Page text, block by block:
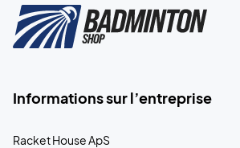
Informations sur l’entreprise
Racket House ApS